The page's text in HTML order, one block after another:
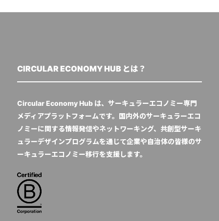
CIRCULAR ECONOMY HUB とは？
Circular Economy Hub は、サーキュラーエコノミー専門
メディアプラットフォームです。国内外のサーキュラーエコ
ノミーに関する情報発信やネットワーキング、共創型サーキ
ュラーデザインプログラムを通じて企業や自治体の皆様のサ
ーキュラーエコノミー移行を支援します。